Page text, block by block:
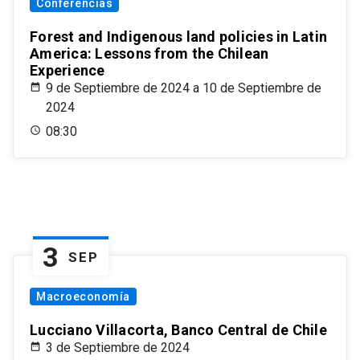
Conferencias
Forest and Indigenous land policies in Latin
America: Lessons from the Chilean
Experience
9 de Septiembre de 2024 a 10 de Septiembre de
2024
08:30
3 SEP
Macroeconomía
Lucciano Villacorta, Banco Central de Chile
3 de Septiembre de 2024